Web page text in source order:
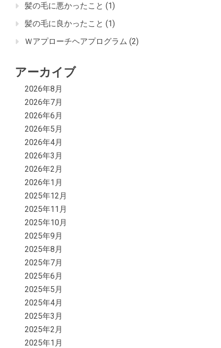
髪の毛に悪かったこと (1)
髪の毛に良かったこと (1)
Ｗアプローチヘアプログラム (2)
アーカイブ
2026年8月
2026年7月
2026年6月
2026年5月
2026年4月
2026年3月
2026年2月
2026年1月
2025年12月
2025年11月
2025年10月
2025年9月
2025年8月
2025年7月
2025年6月
2025年5月
2025年4月
2025年3月
2025年2月
2025年1月